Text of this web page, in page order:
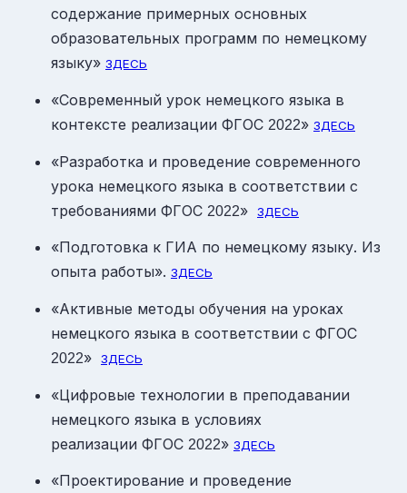
содержание примерных основных
образовательных программ по немецкому
языку» ЗДЕСЬ
«Современный урок немецкого языка в
контексте реализации ФГОС 2022» ЗДЕСЬ
«Разработка и проведение современного
урока немецкого языка в соответствии с
требованиями ФГОС 2022» ЗДЕСЬ
«Подготовка к ГИА по немецкому языку. Из
опыта работы». ЗДЕСЬ
«Активные методы обучения на уроках
немецкого языка в соответствии с ФГОС
2022» ЗДЕСЬ
«Цифровые технологии в преподавании
немецкого языка в условиях
реализации ФГОС 2022» ЗДЕСЬ
«Проектирование и проведение